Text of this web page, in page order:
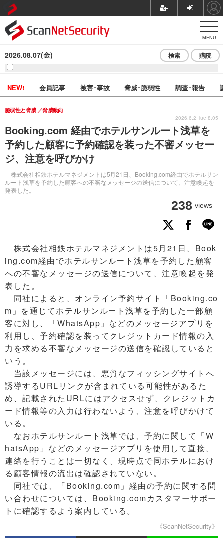
MENU
2026.08.07(金) 検索 購読
NEW! 会員記事 被害･事故 脅威･脆弱性 調査･報告
Booking.com 経由でホテルサンルート浅草を
予約した顧客に予約確認を装った不審メッセー
ジ、注意を呼びかけ
株式会社相鉄ホテルマネジメントは5月21日、Booking.com経由でホテルサン
ルート浅草を予約した顧客への不審なメッセージの送信について、注意喚起を
発表した。
脆弱性と脅威 脅威動向
238 views
2026.6.2 Tue 8:05
株式会社相鉄ホテルマネジメントは5月21日、Book
ing.com経由でホテルサンルート浅草を予約した顧客
への不審なメッセージの送信について、注意喚起を発
表した。
同社によると、オンライン予約サイト「Booking.co
m」を通じてホテルサンルート浅草を予約した一部顧
客に対し、「WhatsApp」などのメッセージアプリを
利用し、予約確認を装ってクレジットカード情報の入
力を求める不審なメッセージの送信を確認していると
いう。
当該メッセージには、悪質なフィッシングサイトへ
誘導するURLリンクが含まれている可能性があるた
め、記載されたURLにはアクセスせず、クレジットカ
ード情報等の入力は行わないよう、注意を呼びかけて
いる。
なおホテルサンルート浅草では、予約に関して「W
hatsApp」などのメッセージアプリを使用して直接、
連絡を行うことは一切なく、現時点で同ホテルにおけ
る顧客情報の流出は確認されていない。
同社では、「Booking.com」経由の予約に関する問
い合わせについては、Booking.comカスタマーサポー
トに確認するよう案内している。
《ScanNetSecurity》